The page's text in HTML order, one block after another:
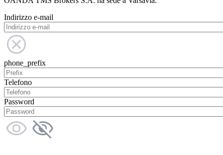
Indirizzo e-mail
phone_prefix
Telefono
Password